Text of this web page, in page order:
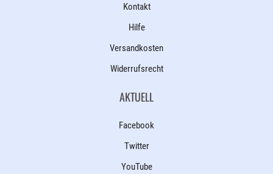
Kontakt
Hilfe
Versandkosten
Widerrufsrecht
AKTUELL
Facebook
Twitter
YouTube